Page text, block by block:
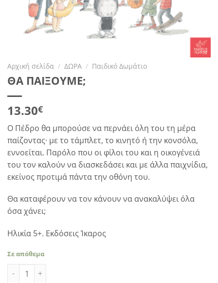
Αρχική σελίδα / ΔΩΡΑ / Παιδικό Δωμάτιο
ΘΑ ΠΑΙΞΟΥΜΕ;
13.30€
Ο Πέδρο θα μπορούσε να περνάει όλη του τη μέρα
παίζοντας· με το τάμπλετ, το κινητό ή την κονσόλα,
εννοείται. Παρόλο που οι φίλοι του και η οικογένειά
του τον καλούν να διασκεδάσει και με άλλα παιχνίδια,
εκείνος προτιμά πάντα την οθόνη του.
Θα καταφέρουν να τον κάνουν να ανακαλύψει όλα
όσα χάνει;
Ηλικία 5+. Εκδόσεις Ίκαρος
Σε απόθεμα
ΘΑ ΠΑΙΞΟΥΜΕ; ποσότητα